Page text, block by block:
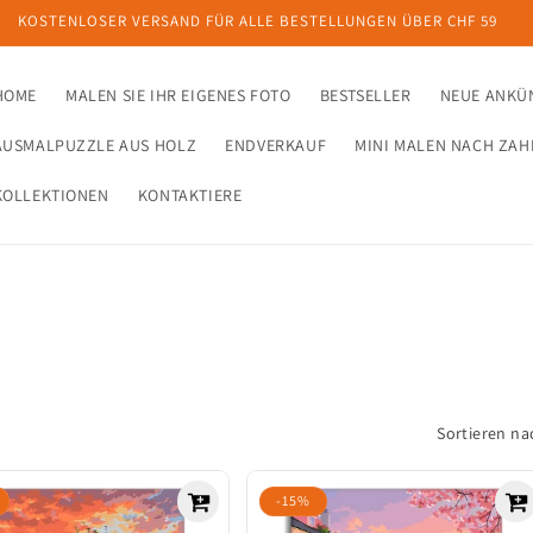
SPECIAL HEUTE: 3 kaufen, 1 gratis
MALEN SIE IHR EIGENES FOTO BESTSELLER NEUE
AUS HOLZ ENDVERKAUF MINI MALEN NACH
KONTAKTIERE
Sortieren
-15%